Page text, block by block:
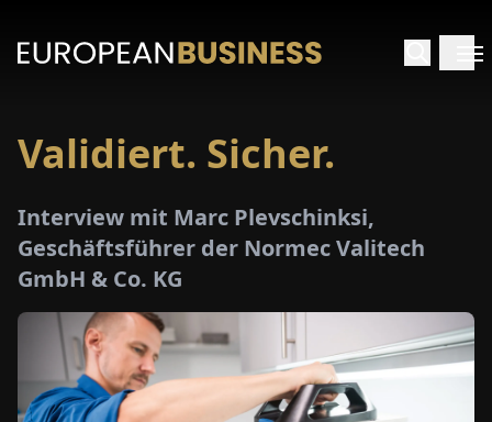
Validiert. Sicher.
Interview mit Marc Plevschinksi,
Geschäftsführer der Normec Valitech
GmbH & Co. KG